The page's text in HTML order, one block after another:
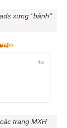
xưng "bảnh"
trang MXH